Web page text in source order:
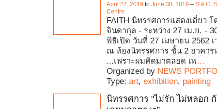
April 27, 2019 to June 30, 2019 – S.A.C.
Centre
FAITH นิทรรศการแสดงเดี่ยว
จินดากุล - ระหว่าง 27 เม.ย. -
พิธีเปิด วันที่ 27 เมษายน 2562
ณ ห้องนิทรรศการ ชั้น 2 อาคาร
...เพราะผมคิดมาตลอด เพ…
Organized by NEWS
Type: art, exhibition, painting
นิทรรศการ "ไม่รัก ไม่หลอก